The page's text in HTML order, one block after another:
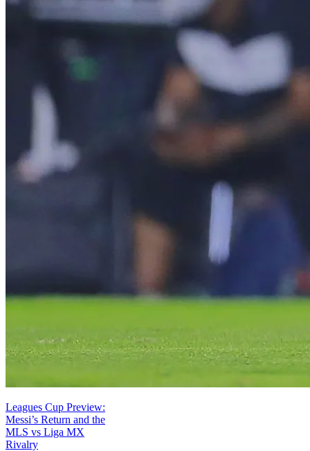
Leagues Cup Preview:
Messi’s Return and the
MLS vs Liga MX
Rivalry